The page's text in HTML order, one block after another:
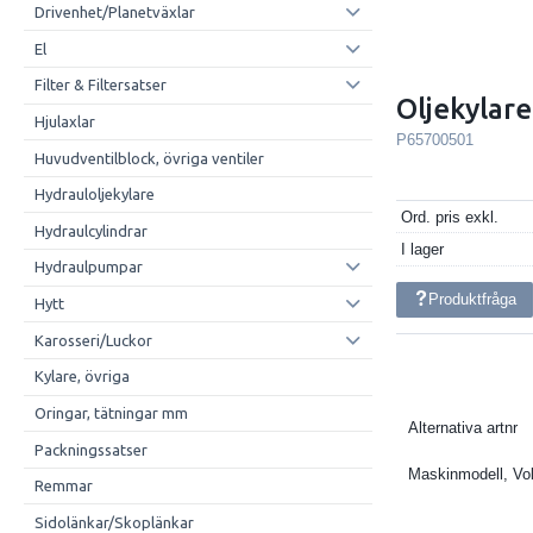
Drivenhet/Planetväxlar
El
Filter & Filtersatser
Hjulaxlar
Huvudventilblock, övriga ventiler
Hydrauloljekylare
Hydraulcylindrar
Hydraulpumpar
Hytt
Karosseri/Luckor
Kylare, övriga
Oringar, tätningar mm
Packningssatser
Remmar
Sidolänkar/Skoplänkar
Oljekylare
P65700501
Ord. pris exkl.
I lager
Produktfråga
Alternativa artnr
Maskinmodell,